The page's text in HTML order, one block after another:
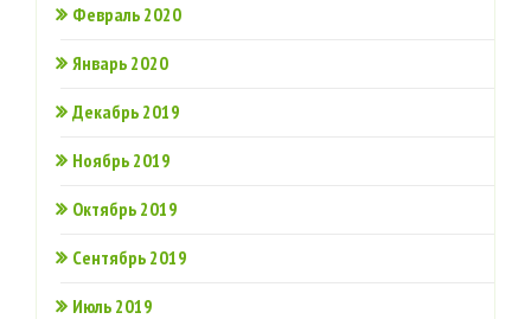
Февраль 2020
Январь 2020
Декабрь 2019
Ноябрь 2019
Октябрь 2019
Сентябрь 2019
Июль 2019